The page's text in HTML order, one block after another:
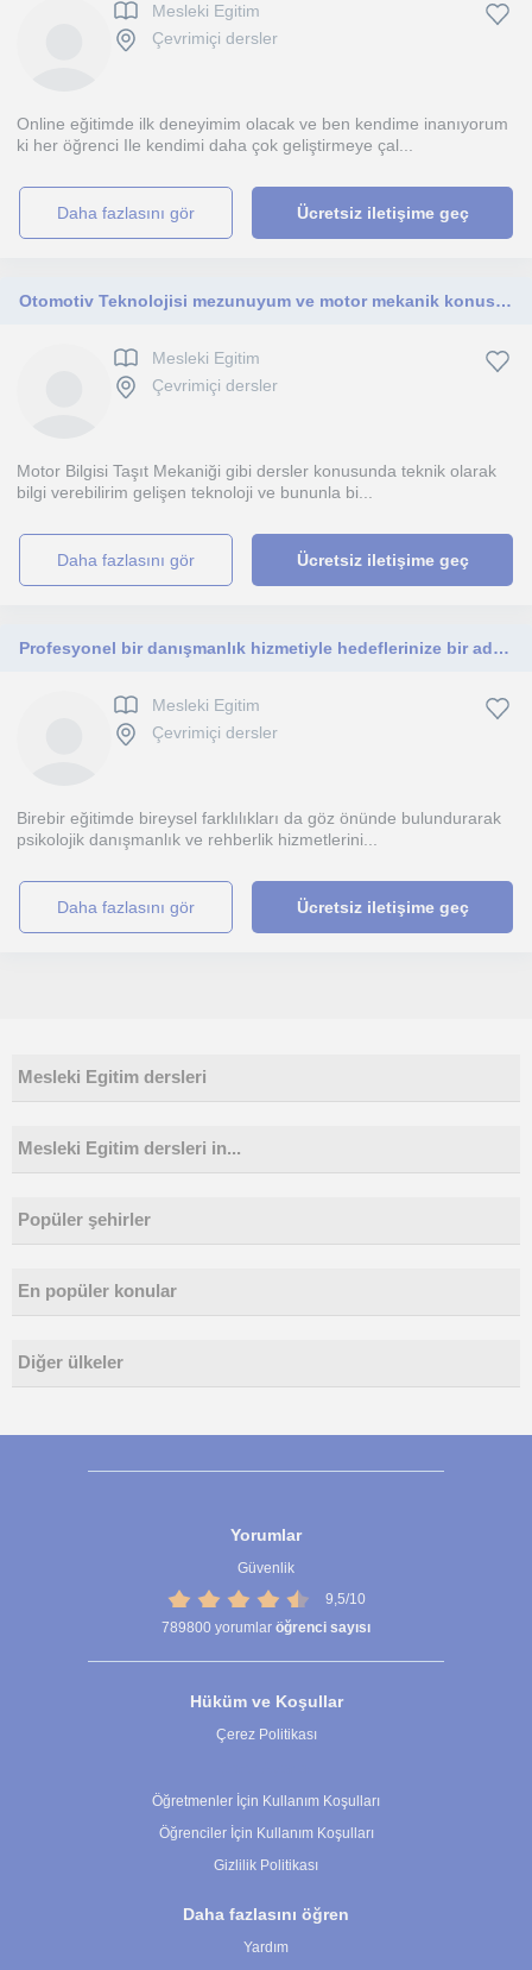
Mesleki Egitim
Çevrimiçi dersler
Online eğitimde ilk deneyimim olacak ve ben kendime inanıyorum
ki her öğrenci Ile kendimi daha çok geliştirmeye çal...
daha fazlasını gör Ücretsiz iletişime geç
Otomotiv Teknolojisi mezunuyum ve motor mekanik konusunda yardımcı olacağım
Mesleki Egitim
Çevrimiçi dersler
Motor Bilgisi Taşıt Mekaniği gibi dersler konusunda teknik olarak
bilgi verebilirim gelişen teknoloji ve bununla bi...
daha fazlasını gör Ücretsiz iletişime geç
Profesyonel bir danışmanlık hizmetiyle hedeflerinize bir adım daha yaklasabilirsiniz.
Mesleki Egitim
Çevrimiçi dersler
Birebir eğitimde bireysel farklılıkları da göz önünde bulundurarak
psikolojik danışmanlık ve rehberlik hizmetlerini...
daha fazlasını gör Ücretsiz iletişime geç
Mesleki Egitim dersleri
Mesleki Egitim dersleri in...
Popüler şehirler
En popüler konular
Diğer ülkeler
Yorumlar
Güvenlik
9,5/10
789800 yorumlar öğrenci sayısı
Hüküm ve Koşullar
Çerez Politikası
Öğretmenler İçin Kullanım Koşulları
Öğrenciler İçin Kullanım Koşulları
Gizlilik Politikası
Daha fazlasını öğren
Yardım